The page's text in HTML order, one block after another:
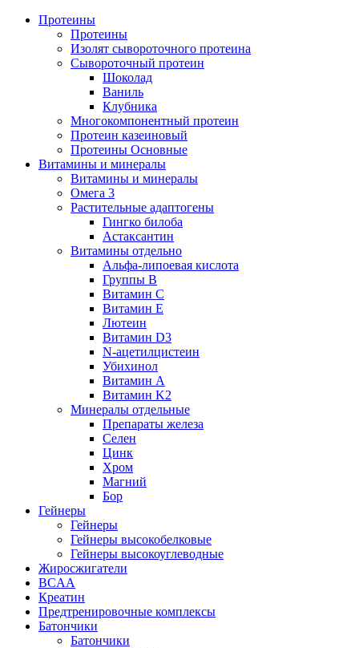
Протеины
Протеины
Изолят сывороточного протеина
Сывороточный протеин
Шоколад
Ваниль
Клубника
Многокомпонентный протеин
Протеин казеиновый
Протеины Основные
Витамины и минералы
Витамины и минералы
Омега 3
Растительные адаптогены
Гингко билоба
Астаксантин
Витамины отдельно
Альфа-липоевая кислота
Группы B
Витамин С
Витамин Е
Лютеин
Витамин D3
N-ацетилцистеин
Убихинол
Витамин А
Витамин K2
Минералы отдельные
Препараты железа
Селен
Цинк
Хром
Магний
Бор
Гейнеры
Гейнеры
Гейнеры высокобелковые
Гейнеры высокоуглеводные
Жиросжигатели
BCAA
Креатин
Предтренировочные комплексы
Батончики
Батончики